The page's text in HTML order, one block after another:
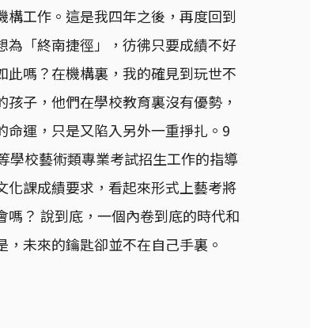
構工作。這是我四年之後，再度回到
「終南捷徑」，彷彿只要成績不好
嗎？在機構裏，我的確見到玩世不
子，他們在學校教育裏沒有優勢，
運，只是又陷入另外一重掙扎。9
學校藝術類專業考試招生工作的指導
課成績要求，看起來形式上藝考將
？ 說到底，一個內卷到底的時代和
未來的鑰匙卻並不在自己手裏。